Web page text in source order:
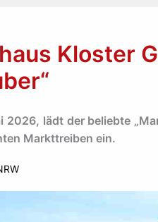
Kloster
2026, lädt der beliebte
Markttreiben ein.